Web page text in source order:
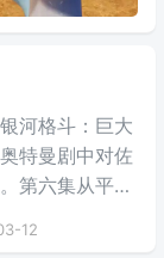
河格斗：巨大
特曼剧中对佐
第六集从平行
你还有星星的
12